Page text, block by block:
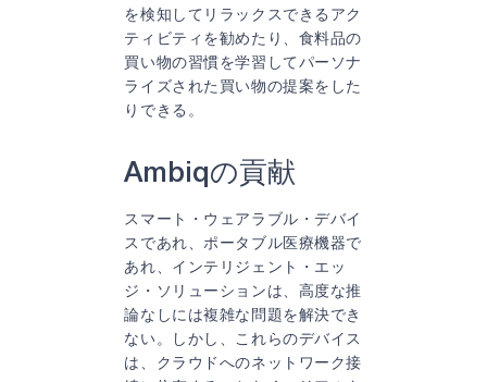
を検知してリラックスできるアク
ティビティを勧めたり、食料品の
買い物の習慣を学習してパーソナ
ライズされた買い物の提案をした
りできる。
Ambiqの貢献
スマート・ウェアラブル・デバイ
スであれ、ポータブル医療機器で
あれ、インテリジェント・エッ
ジ・ソリューションは、高度な推
論なしには複雑な問題を解決でき
ない。しかし、これらのデバイス
は、クラウドへのネットワーク接